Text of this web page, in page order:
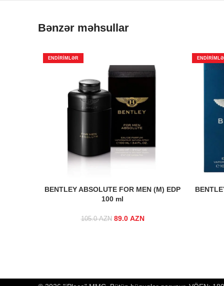
Bənzər məhsullar
ENDIRIMLƏR
BENTLEY ABSOLUTE FOR MEN (M) EDP
100 ml
105.0AZN
Original price was:
89.0 AZN